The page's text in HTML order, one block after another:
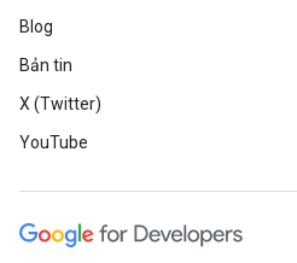
Blog
Bản tin
X (Twitter)
YouTube